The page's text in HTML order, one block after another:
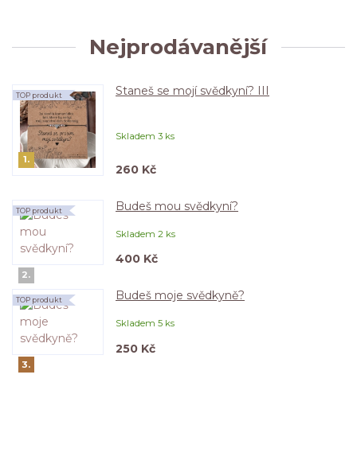
Nejprodávanější
1.
Staneš se mojí svědkyní? III
Skladem 3 ks
TOP produkt
260 Kč
2.
Budeš mou svědkyní?
Skladem 2 ks
TOP produkt
400 Kč
3.
Budeš moje svědkyně?
Skladem 5 ks
TOP produkt
250 Kč